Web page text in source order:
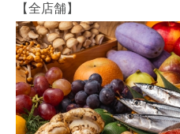
【全店舗】